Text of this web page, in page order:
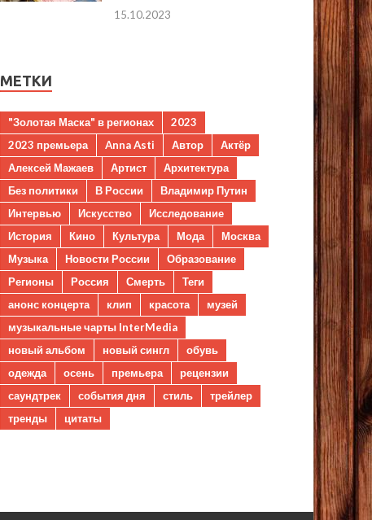
15.10.2023
МЕТКИ
"Золотая Маска" в регионах
2023
2023 премьера
Anna Asti Автор
Актёр
Алексей Мажаев
Артист
Архитектура
Без политики
В России
Владимир Путин
Интервью
Искусство
Исследование
История
Кино Культура Мода
Москва
Музыка
Новости России
Образование
Регионы
Россия Смерть
Теги
анонс концерта
клип красота
музей
музыкальные чарты InterMedia
новый альбом
новый сингл
обувь
одежда
осень премьера
рецензии
саундтрек
события дня стиль
трейлер
тренды
цитаты